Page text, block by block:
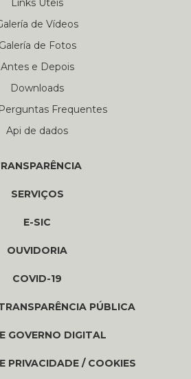
Links Úteis
de Vídeos
Galería de Fotos
Antes e Depois
Downloads
Frequentes
Api de dados
SERVIÇOS
E-SIC
OUVIDORIA
COVID-19
PÚBLICA
GOVERNO DIGITAL
PRIVACIDADE / COOKIES